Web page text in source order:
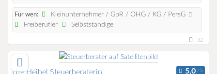
Für wen:
Kleinunternehmer / GbR / OHG / KG / PersG
Freiberufler
Selbstständige
32
Ute Heibel Steuerberaterin